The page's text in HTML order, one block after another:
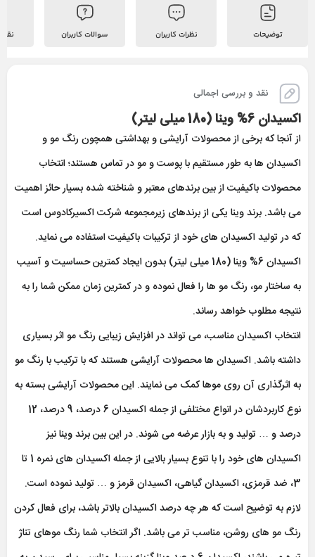
توضیحات نظرات کاربران سوالات کاربران
نقد و بررسی اجمالی
اکسیدان 6% وینا (180 میلی لیتر)
از آنجا که برخی از محصولات آرایشی و بهداشتی همچون رنگ مو و
اکسیدان ها به طور مستقیم با پوست و مو در تماس هستند؛ انتخاب
محصولات باکیفیت از بین برندهای معتبر و شناخته شده بسیار حائز اهمیت
می باشد. برند وینا یکی از برندهای زیرمجموعه شرکت اکسیرکادوس است
که در تولید اکسیدان های خود از ترکیبات باکیفیت استفاده می نماید.
اکسیدان 6% وینا (180 میلی لیتر) بدون ایجاد کمترین حساسیت و آسیب
به ساختار مو، رنگ مو ها را فعال نموده و در کمترین زمان ممکن شما را به
نتیجه مطلوب خواهد رساند.
انتخاب اکسیدان مناسب، می تواند در افزایش زیبایی رنگ مو اثر بسیاری
داشته باشد. اکسیدان ها محصولات آرایشی هستند که با ترکیب با رنگ مو
به اثرگذاری آن روی موها کمک می نمایند. این محصولات آرایشی بسته به
نوع کاربردشان در انواع مختلفی از جمله اکسیدان 6 درصد، 9 درصد، 12
درصد و … تولید و به بازار عرضه می شوند. در این بین برند وینا نیز
اکسیدان های خود را با تنوع بسیار بالایی از جمله اکسیدان های نمره 1 تا
3، ضد قرمزی، اکسیدان گیاهی، اکسیدان قرمز و … تولید نموده است.
لازم به توضیح است که هر چه درصد اکسیدان بالاتر باشد، برای فعال کردن
رنگ مو های روشن، مناسب تر می باشد. اگر انتخاب شما رنگ موهای تناژ